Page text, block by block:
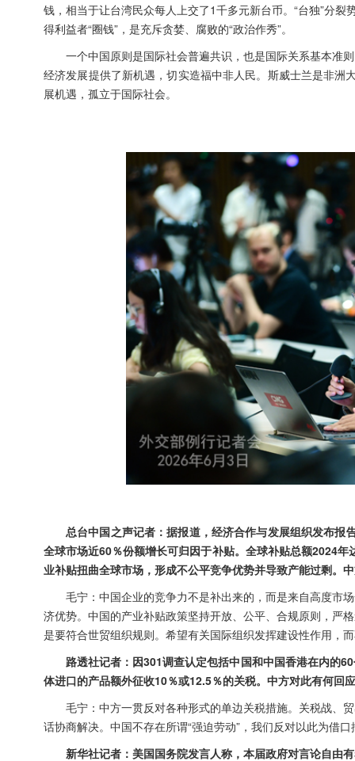
钱，相当于让台湾民众每人上交了1千多元新台币。“台独”分
得利益者“圈钱”，是充斥贪婪、腐败的“政治作秀”。
一个中国原则是国际社会普遍共识，也是国际关系基本准
经济发展提供了新机遇，切实造福中非人民。斯威士兰是非洲
展机遇，孤立于国际社会。
总台中国之声记者：据报道，经济合作与发展组织发布
全球市场近60％份额增长可归因于补贴。全球补贴总额2024
业补贴扭曲全球市场，形成不公平竞争优势并导致产能过剩。
毛宁：中国企业的竞争力不是补出来的，而是来自高度市
济优势。中国的产业补贴政策坚持开放、公平、合规原则，严
是要符合世贸组织规则。希望有关国际组织发挥建设性作用，
路透社记者：因301调查认定包括中国和中国香港在内的
体进口的产品额外征收10％或12.5％的关税。中方对此有何回
毛宁：中方一贯反对各种形式的单边关税措施。关税战、
话协商解决。中国不存在所谓“强迫劳动”，我们反对以此为借
新华社记者：美国国务院发言人称，本届政府对言论自由